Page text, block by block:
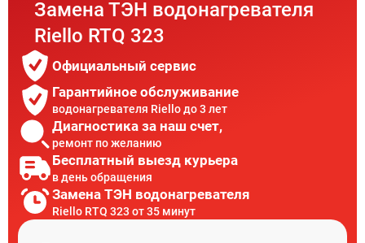
Замена ТЭН водонагревателя
Riello RTQ 323
Официальный сервис
Гарантийное обслуживание
водонагревателя Riello до 3 лет
Диагностика за наш счет,
ремонт по желанию
Бесплатный выезд курьера
в день обращения
Замена ТЭН водонагревателя
Riello RTQ 323 от 35 минут